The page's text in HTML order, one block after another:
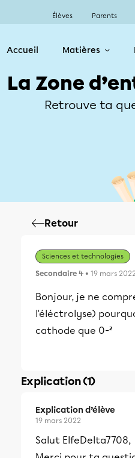
Élèves Parents
Accueil Matières
La Zone
Retrouve ta
Retour
Sciences et technologies
Secondaire 4 • 19 mars 2022
Bonjour, je ne
l'éléctrolyse)
cathode que 0-²
Explication (1)
Explication d’élève
19 mars 2022
Salut ElfeDelta7708,